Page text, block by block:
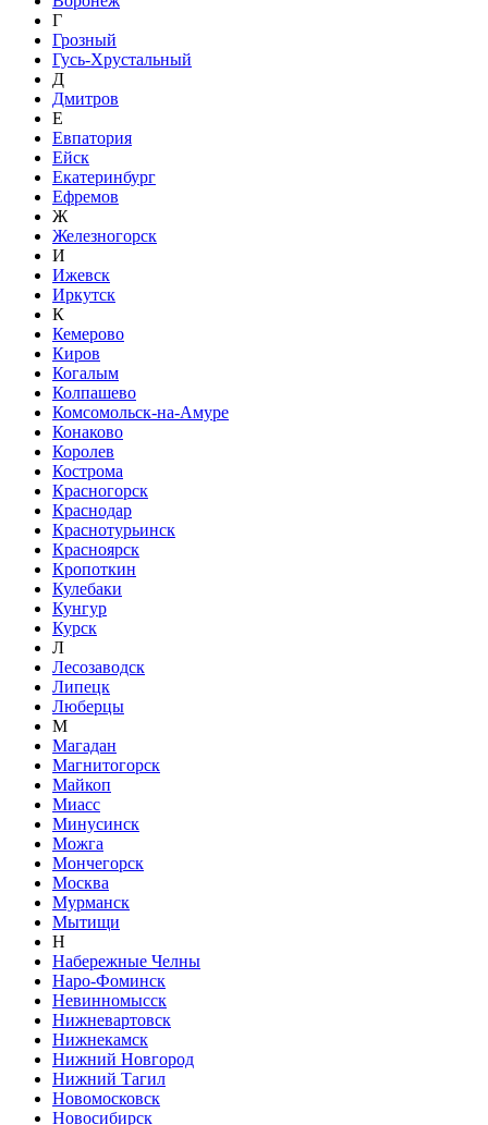
Г
Грозный
Гусь-Хрустальный
Д
Дмитров
Е
Евпатория
Ейск
Екатеринбург
Ефремов
Ж
Железногорск
И
Ижевск
Иркутск
К
Кемерово
Киров
Когалым
Колпашево
Комсомольск-на-Амуре
Конаково
Королев
Кострома
Красногорск
Краснодар
Краснотурьинск
Красноярск
Кропоткин
Кулебаки
Кунгур
Курск
Л
Лесозаводск
Липецк
Люберцы
М
Магадан
Магнитогорск
Майкоп
Миасс
Минусинск
Можга
Мончегорск
Москва
Мурманск
Мытищи
Н
Набережные Челны
Наро-Фоминск
Невинномысск
Нижневартовск
Нижнекамск
Нижний Новгород
Нижний Тагил
Новомосковск
Новосибирск